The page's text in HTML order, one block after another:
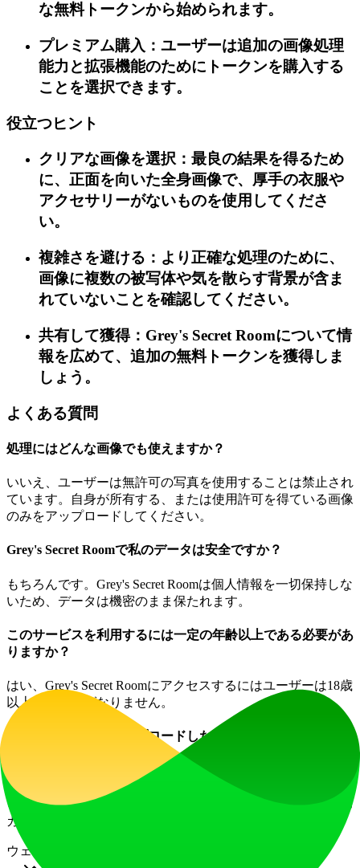
な無料トークンから始められます。
プレミアム購入：ユーザーは追加の画像処理
能力と拡張機能のためにトークンを購入する
ことを選択できます。
役立つヒント
クリアな画像を選択：最良の結果を得るため
に、正面を向いた全身画像で、厚手の衣服や
アクセサリーがないものを使用してくださ
い。
複雑さを避ける：より正確な処理のために、
画像に複数の被写体や気を散らす背景が含ま
れていないことを確認してください。
共有して獲得：Grey's Secret Roomについて情
報を広めて、追加の無料トークンを獲得しま
しょう。
よくある質問
処理にはどんな画像でも使えますか？
いいえ、ユーザーは無許可の写真を使用することは禁止され
ています。自身が所有する、または使用許可を得ている画像
のみをアップロードしてください。
Grey's Secret Roomで私のデータは安全ですか？
もちろんです。Grey's Secret Roomは個人情報を一切保持しな
いため、データは機密のまま保たれます。
このサービスを利用するには一定の年齢以上である必要があ
りますか？
はい、Grey's Secret Roomにアクセスするにはユーザーは18歳
以上でなければなりません。
問題のある画像をアップロードしたらどうなりますか？
アップロードした画像に遮蔽物がある、またははっきり見え
ないなどの問題がある場合、AIは不完全な結果を生成する
可能性があります。最良の結果を得るためには、推奨される
ガイドラインに従ってください。
ウェブサイトトラフィック